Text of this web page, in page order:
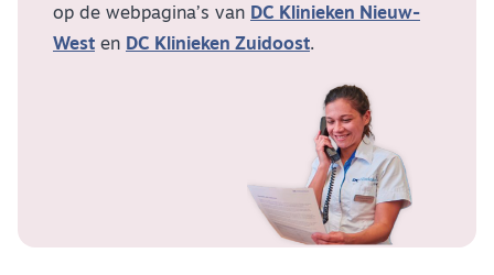
op de webpagina’s van DC Klinieken Nieuw-
West en DC Klinieken Zuidoost.